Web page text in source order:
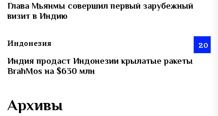
Глава Мьянмы совершил первый зарубежный
визит в Индию
Индонезия 20
Индия продаст Индонезии крылатые ракеты
BrahMos на $630 млн
Архивы